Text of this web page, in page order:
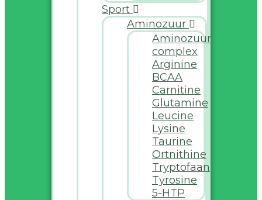
Sport
Aminozuur
Aminozuur
complex
Arginine
BCAA
Carnitine
Glutamine
Leucine
Lysine
Taurine
Ortnithine
Tryptofaan
Tyrosine
5-HTP